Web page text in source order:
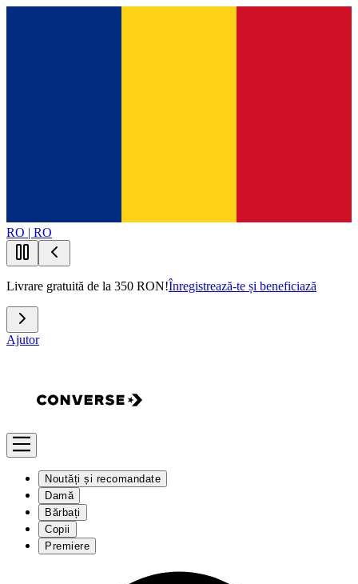
RO | RO
Livrare gratuită de la 350 RON!Înregistrează-te și beneficiază
Ajutor
Noutăți și recomandate
Damă
Bărbați
Copii
Premiere